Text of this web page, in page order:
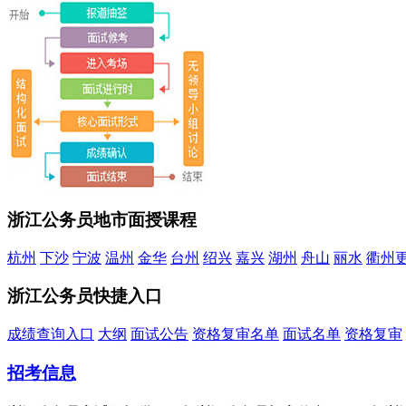
浙江公务员地市面授课程
杭州 下沙 宁波 温州 金华 台州 绍兴 嘉兴 湖州 舟山 丽水 衢州
浙江公务员快捷入口
成绩查询入口 大纲 面试公告 资格复审名单 面试名单 资格复审
招考信息